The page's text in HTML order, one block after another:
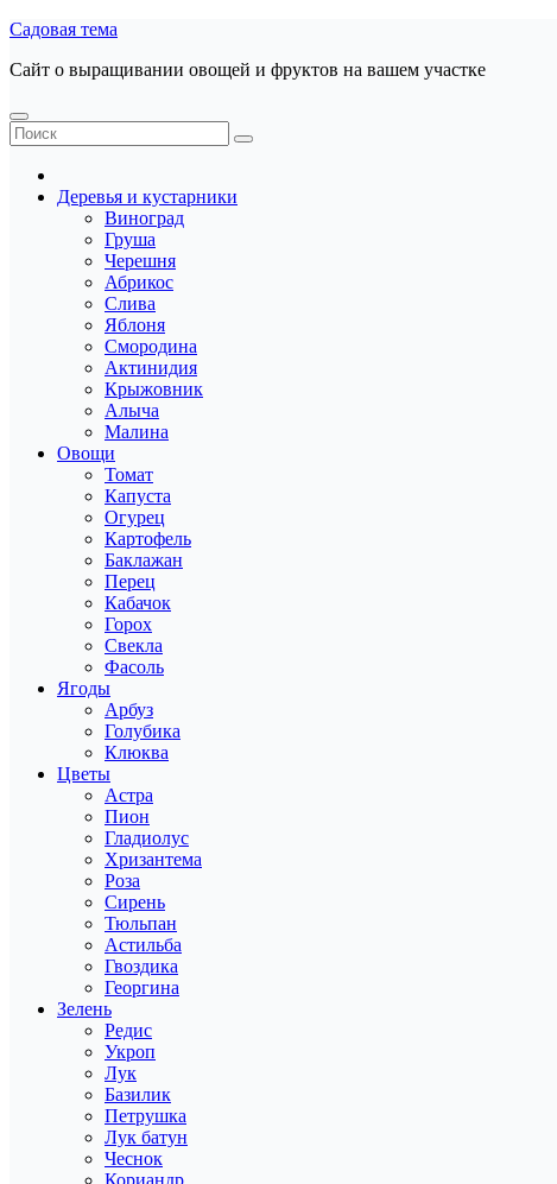
Перейти
содержанию
Садовая тема
Сайт о выращивании овощей и фруктов на вашем участке
Деревья и кустарники
Виноград
Груша
Черешня
Абрикос
Слива
Яблоня
Смородина
Актинидия
Крыжовник
Алыча
Малина
Овощи
Томат
Капуста
Огурец
Картофель
Баклажан
Перец
Кабачок
Горох
Свекла
Фасоль
Ягоды
Арбуз
Голубика
Клюква
Цветы
Астра
Пион
Гладиолус
Хризантема
Роза
Сирень
Тюльпан
Астильба
Гвоздика
Георгина
Зелень
Редис
Укроп
Лук
Базилик
Петрушка
Лук батун
Чеснок
Кориандр